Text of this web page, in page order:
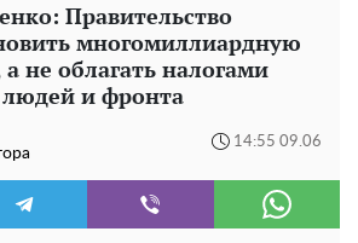
Правительство
многомиллиардную
не облагать налогами
и фронта
14:55 09.06